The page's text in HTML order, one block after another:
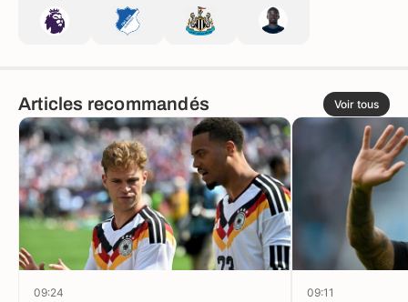
Articles recommandés Voir tous
09:24 09:11